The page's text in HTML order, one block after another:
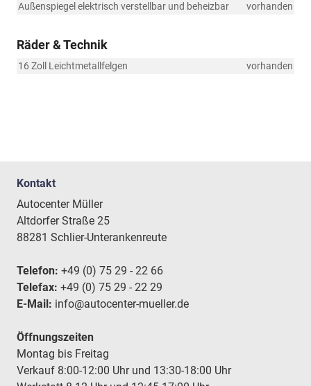
Außenspiegel elektrisch verstellbar und beheizbar
vorhanden
Räder & Technik
16 Zoll Leichtmetallfelgen vorhanden
Kontakt
Autocenter Müller
Altdorfer Straße 25
88281 Schlier-Unterankenreute
Telefon: +49 (0) 75 29 - 22 66
Telefax: +49 (0) 75 29 - 22 29
E-Mail: info@autocenter-mueller.de
Öffnungszeiten
Montag bis Freitag
Verkauf 8:00-12:00 Uhr und 13:30-18:00 Uhr